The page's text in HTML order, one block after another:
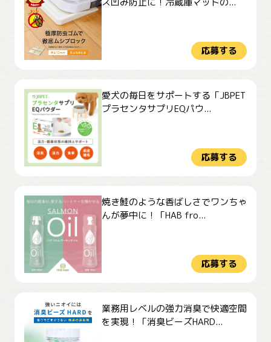
応募する
愛犬の毎日をサポートする「JBPET
プラセンタサプリEQパウ...
応募する
焼き鮭のような香ばしさでワンちゃ
んが夢中に！「HAB fro...
応募する
業務用レベルの強力消臭で快適空間
を実現！「消臭ビーズHARD...